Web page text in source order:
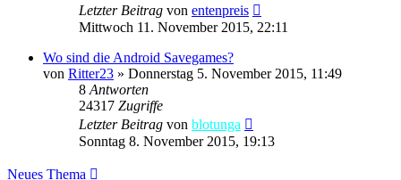
Letzter Beitrag von entenpreis
Mittwoch 11. November 2015, 22:11
Wo sind die Android Savegames?
von Ritter23 » Donnerstag 5. November 2015, 11:49
8 Antworten
24317 Zugriffe
Letzter Beitrag von blotunga
Sonntag 8. November 2015, 19:13
Neues Thema